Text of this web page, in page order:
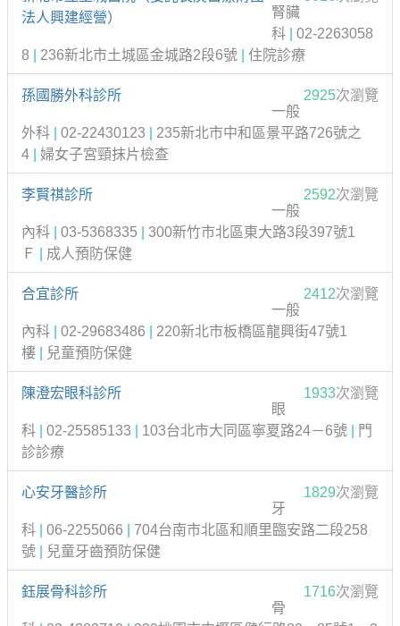
法人興建經營）
腎臟
科
02-2263058
8
236新北市土城區金城路2段6號 住院診療
孫國勝外科診所 2925次瀏覽
一般
外科
02-22430123
235新北市中和區景平路726號之
4
婦女子宮頸抹片檢查
李賢祺診所 2592次瀏覽
一般
內科
03-5368335
300新竹市北區東大路3段397號1
Ｆ
成人預防保健
合宜診所 2412次瀏覽
一般
內科
02-29683486
220新北市板橋區龍興街47號1
樓
兒童預防保健
陳澄宏眼科診所 1933次瀏覽
眼
科
02-25585133 103台北市大同區寧夏路24－6號
門
診診療
心安牙醫診所 1829次瀏覽
牙
科
06-2255066
704台南市北區和順里臨安路二段258
號
兒童牙齒預防保健
鈺展骨科診所 1716次瀏覽
骨